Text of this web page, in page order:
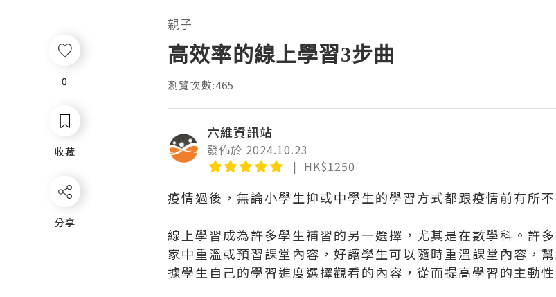
0
收藏
分享
親子
高效率的線上學習3步曲
瀏覽次數:465
六維資訊站
發佈於 2024.10.23
HK$1250
疫情過後，無論小學生抑或中學生的學習方式都跟疫情前有所不
線上學習成為許多學生補習的另一選擇，尤其是在數學科。許
家中重溫或預習課堂內容，好讓學生可以隨時重溫課堂內容，
據學生自己的學習進度選擇觀看的內容，從而提高學習的主動性
0
收藏
分享